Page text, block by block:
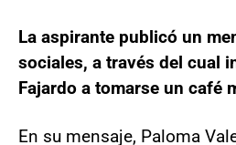
La aspirante publicó un
sociales, a través del cual
Fajardo a tomarse un café
En su mensaje, Paloma